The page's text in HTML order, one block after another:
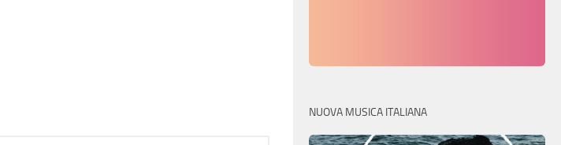
NUOVA MUSICA ITALIANA